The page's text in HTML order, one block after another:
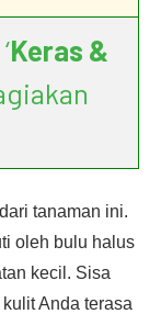
Keras &
tanaman ini.
oleh bulu halus
kecil. Sisa
Anda terasa